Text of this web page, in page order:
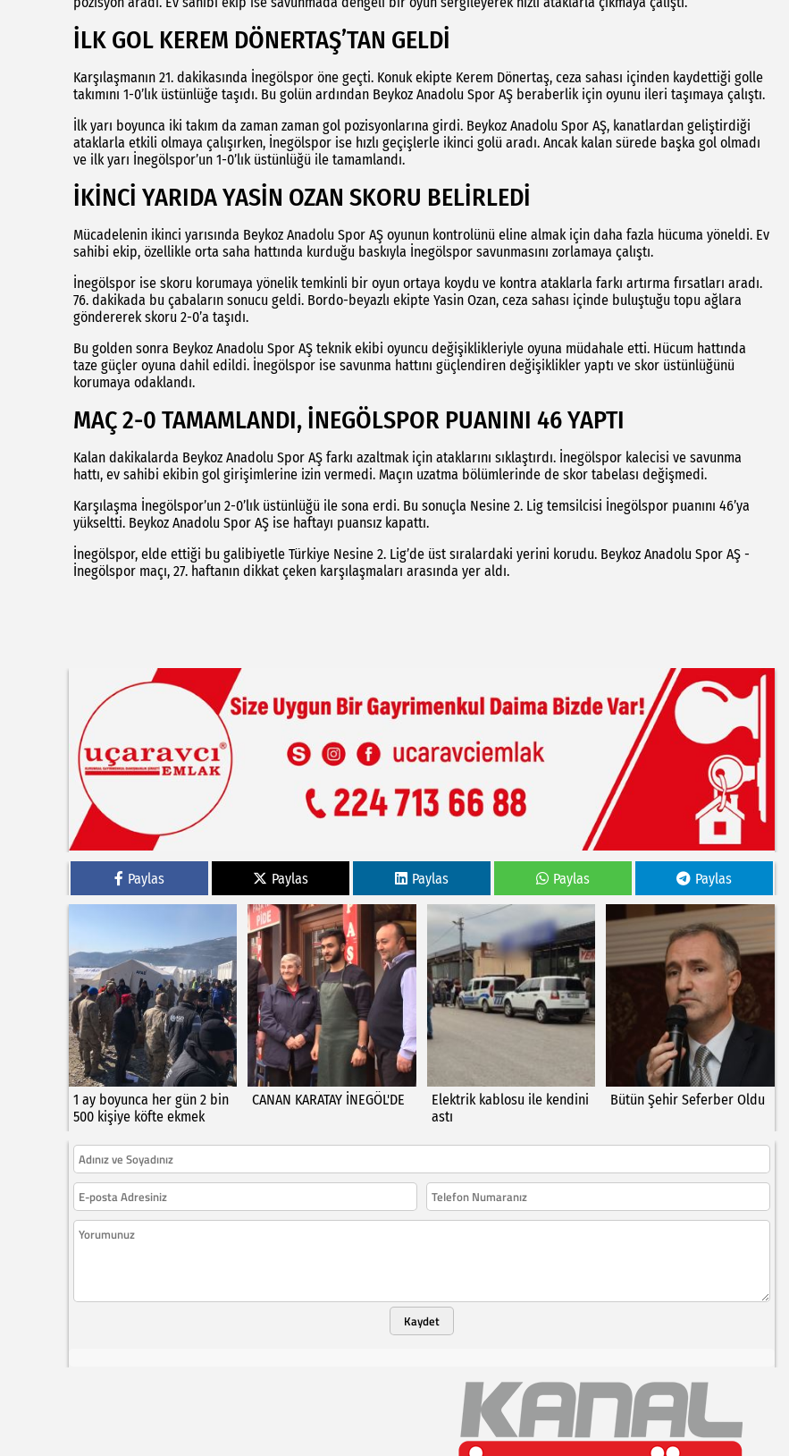
İLK GOL KEREM DÖNERTAŞ’TAN GELDİ
Karşılaşmanın 21. dakikasında İnegölspor öne geçti. Konuk ekipte Kerem Dönertaş, ceza sahası içinden kaydettiği golle
takımını 1-0’lık üstünlüğe taşıdı. Bu golün ardından Beykoz Anadolu Spor AŞ beraberlik için oyunu ileri taşımaya çalıştı.
İlk yarı boyunca iki takım da zaman zaman gol pozisyonlarına girdi. Beykoz Anadolu Spor AŞ, kanatlardan geliştirdiği
ataklarla etkili olmaya çalışırken, İnegölspor ise hızlı geçişlerle ikinci golü aradı. Ancak kalan sürede başka gol olmadı
ve ilk yarı İnegölspor’un 1-0’lık üstünlüğü ile tamamlandı.
İKİNCİ YARIDA YASİN OZAN SKORU BELİRLEDİ
Mücadelenin ikinci yarısında Beykoz Anadolu Spor AŞ oyunun kontrolünü eline almak için daha fazla hücuma yöneldi. Ev
sahibi ekip, özellikle orta saha hattında kurduğu baskıyla İnegölspor savunmasını zorlamaya çalıştı.
İnegölspor ise skoru korumaya yönelik temkinli bir oyun ortaya koydu ve kontra ataklarla farkı artırma fırsatları aradı.
76. dakikada bu çabaların sonucu geldi. Bordo-beyazlı ekipte Yasin Ozan, ceza sahası içinde buluştuğu topu ağlara
göndererek skoru 2-0’a taşıdı.
Bu golden sonra Beykoz Anadolu Spor AŞ teknik ekibi oyuncu değişiklikleriyle oyuna müdahale etti. Hücum hattında
taze güçler oyuna dahil edildi. İnegölspor ise savunma hattını güçlendiren değişiklikler yaptı ve skor üstünlüğünü
korumaya odaklandı.
MAÇ 2-0 TAMAMLANDI, İNEGÖLSPOR PUANINI 46 YAPTI
Kalan dakikalarda Beykoz Anadolu Spor AŞ farkı azaltmak için ataklarını sıklaştırdı. İnegölspor kalecisi ve savunma
hattı, ev sahibi ekibin gol girişimlerine izin vermedi. Maçın uzatma bölümlerinde de skor tabelası değişmedi.
Karşılaşma İnegölspor’un 2-0’lık üstünlüğü ile sona erdi. Bu sonuçla Nesine 2. Lig temsilcisi İnegölspor puanını 46’ya
yükseltti. Beykoz Anadolu Spor AŞ ise haftayı puansız kapattı.
İnegölspor, elde ettiği bu galibiyetle Türkiye Nesine 2. Lig’de üst sıralardaki yerini korudu. Beykoz Anadolu Spor AŞ -
İnegölspor maçı, 27. haftanın dikkat çeken karşılaşmaları arasında yer aldı.
Paylas Paylas Paylas Paylas Paylas
1 ay boyunca her gün 2 bin
500 kişiye köfte ekmek
CANAN KARATAY İNEGÖL'DE
Elektrik kablosu ile kendini
astı
Bütün Şehir Seferber Oldu
Kaydet